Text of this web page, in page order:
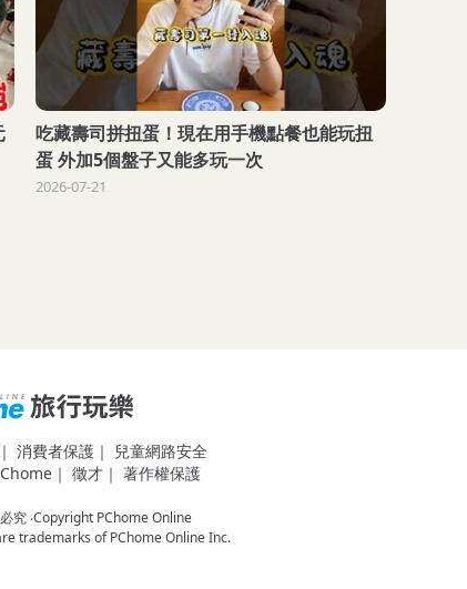
吃藏壽司拼扭蛋！現在用手機點餐也能玩扭
蛋 外加5個盤子又能多玩一次
2026-07-21
｜ 消費者保護 ｜
兒童網路安全
｜ 徵才｜ 著作權保護
究 ‧Copyright PChome Online
trademarks of PChome Online Inc.